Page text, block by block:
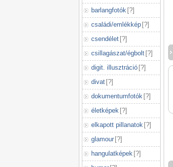
barlangfotók [?]
családi/emlékkép [?]
csendélet [?]
csillagászat/égbolt [?]
digit. illusztráció [?]
divat [?]
dokumentumfotók [?]
életképek [?]
elkapott pillanatok [?]
glamour [?]
hangulatképek [?]